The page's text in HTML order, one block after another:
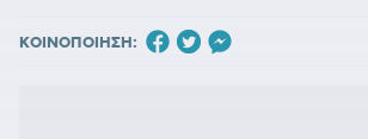
ΚΟΙΝΟΠΟΙΗΣΗ: